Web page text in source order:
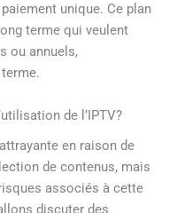
unique. Ce plan
terme qui veulent
ou annuels,
de l’IPTV?
en raison de
de contenus, mais
associés à cette
discuter des